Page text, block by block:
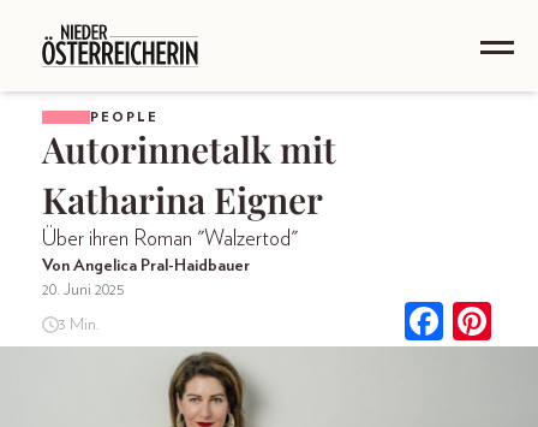
PEOPLE
Autorinnetalk mit
Katharina Eigner
Über ihren Roman "Walzertod"
Von Angelica Pral-Haidbauer
20. Juni 2025
3 Min.